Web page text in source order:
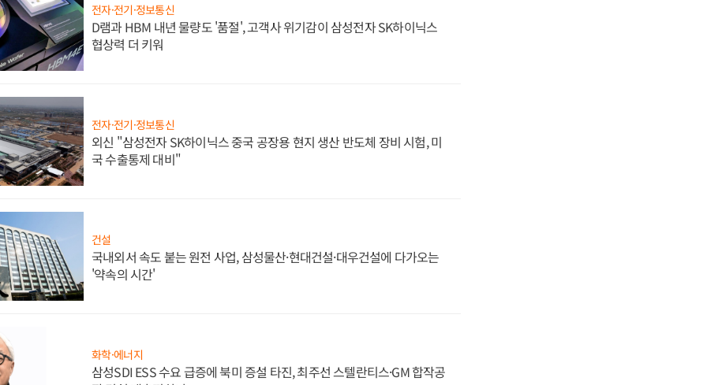
전자·전기·정보통신
D램과 HBM 내년 물량도 '품절', 고객사 위기감이 삼성전자 SK하이닉스
협상력 더 키워
전자·전기·정보통신
외신 "삼성전자 SK하이닉스 중국 공장용 현지 생산 반도체 장비 시험, 미
국 수출통제 대비"
건설
국내외서 속도 붙는 원전 사업, 삼성물산·현대건설·대우건설에 다가오는
'약속의 시간'
화학·에너지
삼성SDI ESS 수요 급증에 북미 증설 타진, 최주선 스텔란티스·GM 합작공